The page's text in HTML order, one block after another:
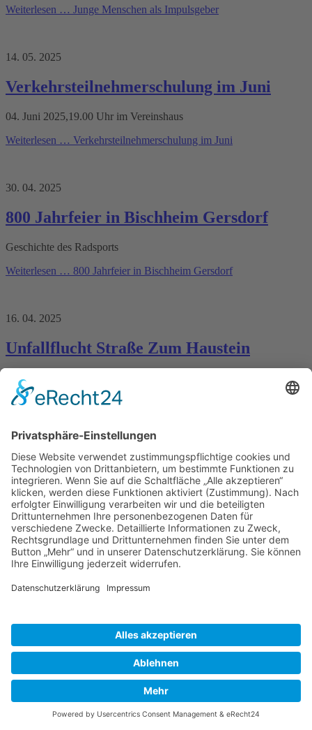
Weiterlesen … Junge Menschen als Impulsgeber
14. 05. 2025
Verkehrsteilnehmerschulung im Juni
04. Juni 2025,19.00 Uhr im Vereinshaus
Weiterlesen … Verkehrsteilnehmerschulung im Juni
30. 04. 2025
800 Jahrfeier in Bischheim Gersdorf
Geschichte des Radsports
Weiterlesen … 800 Jahrfeier in Bischheim Gersdorf
16. 04. 2025
Unfallflucht Straße Zum Haustein
Wer kann sachdienliche Hinweise geben?
Weiterlesen …Unfallflucht Straße Zum Haustein
Pflanzaktion auf dem Kroneplatz
Initiative " Sachsen pflanzt gemeinsam"
Weiterlesen …Pflanzaktion auf dem Kroneplatz
Ostergrüße des Bürgermeisters
Ostern in Steina
16. 04. 2025